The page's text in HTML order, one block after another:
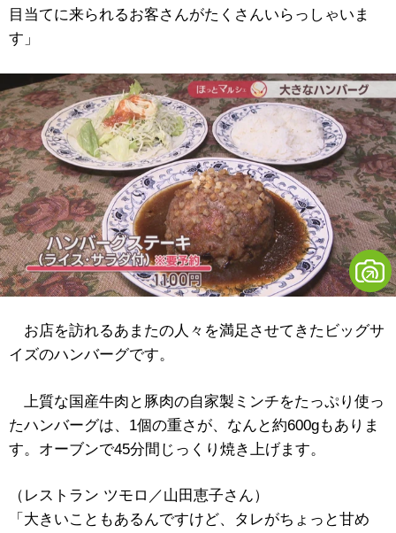
目当てに来られるお客さんがたくさんいらっしゃいま
す」
お店を訪れるあまたの人々を満足させてきたビッグサ
イズのハンバーグです。
上質な国産牛肉と豚肉の自家製ミンチをたっぷり使っ
たハンバーグは、1個の重さが、なんと約600gもありま
す。オーブンで45分間じっくり焼き上げます。
（レストラン ツモロ／山田恵子さん）
「大きいこともあるんですけど、タレがちょっと甘め